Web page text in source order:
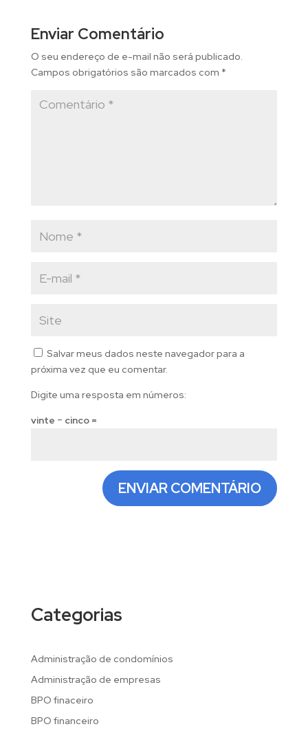
Enviar Comentário
O seu endereço de e-mail não será publicado.
Campos obrigatórios são marcados com *
Salvar meus dados neste navegador para a
próxima vez que eu comentar.
Digite uma resposta em números:
vinte − cinco =
Categorias
Administração de condomínios
Administração de empresas
BPO finaceiro
BPO financeiro